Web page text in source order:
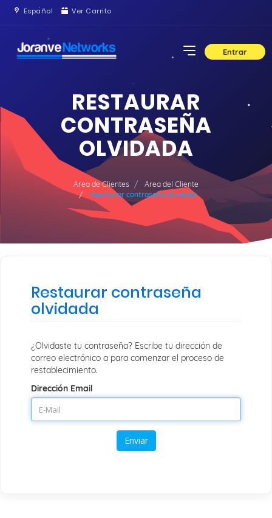
Español Ver Carrito
Entrar
RESTAURAR
CONTRASEÑA
OLVIDADA
Área de Clientes
Área del Cliente
Restaurar contraseña olvidada
Restaurar contraseña
olvidada
¿Olvidaste tu contraseña? Escribe tu dirección de
correo electrónico a para comenzar el proceso de
restablecimiento.
Dirección Email
Enviar